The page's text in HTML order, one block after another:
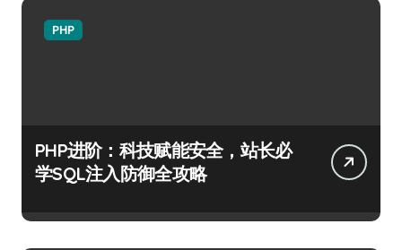
PHP
PHP进阶：科技赋能安全，站长必
学SQL注入防御全攻略